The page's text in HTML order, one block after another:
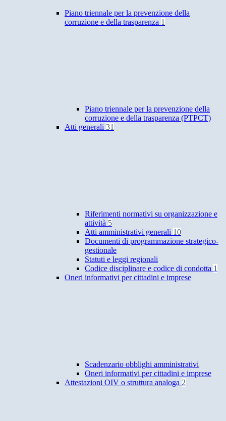
Piano triennale per la prevenzione della
corruzione e della trasparenza 1
Piano triennale per la prevenzione della
corruzione e della trasparenza (PTPCT)
Atti generali 31
Riferimenti normativi su organizzazione e
attività 5
Atti amministrativi generali 10
Documenti di programmazione strategico-
gestionale
Statuti e leggi regionali
Codice disciplinare e codice di condotta 1
Oneri informativi per cittadini e imprese
Scadenzario obblighi amministrativi
Oneri informativi per cittadini e imprese
Attestazioni OIV o struttura analoga 2